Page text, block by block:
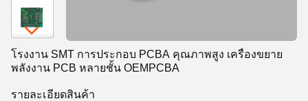
โรงงาน SMT การประกอบ PCBA คุณภาพสูง เครื่องขยาย
พลังงาน PCB หลายชั้น OEMPCBA
รายละเอียดสินค้า